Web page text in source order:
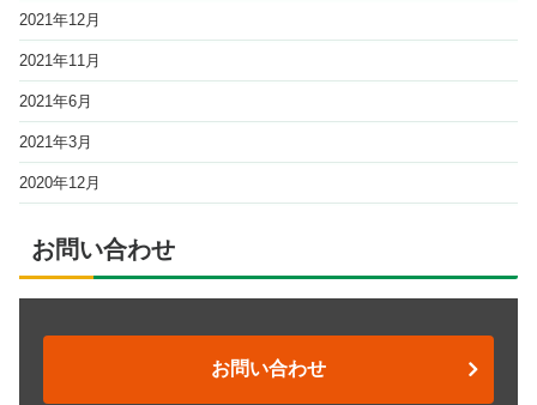
2021年12月
2021年11月
2021年6月
2021年3月
2020年12月
お問い合わせ
お問い合わせ